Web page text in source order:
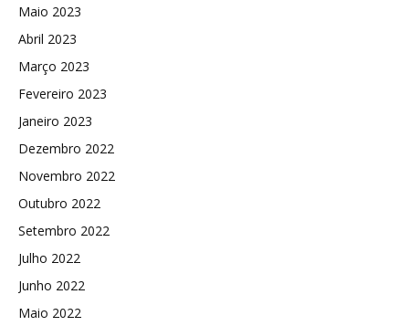
Maio 2023
Abril 2023
Março 2023
Fevereiro 2023
Janeiro 2023
Dezembro 2022
Novembro 2022
Outubro 2022
Setembro 2022
Julho 2022
Junho 2022
Maio 2022